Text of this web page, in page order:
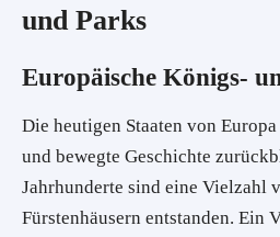
und Parks
Europäische Königs-
Die heutigen Staaten von
und bewegte Geschichte
Jahrhunderte sind eine Vielzahl
Fürstenhäusern entstanden. Ein